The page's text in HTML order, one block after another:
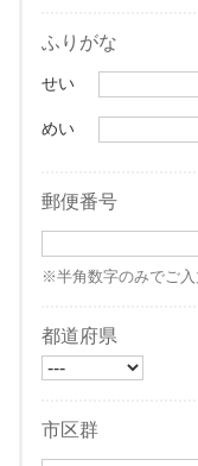
ふりがな
せい
めい
郵便番号
※半角数字のみでご
都道府県
市区群